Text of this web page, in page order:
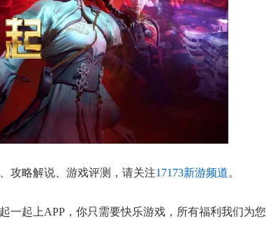
攻略解说、游戏评测，请关注17173新游频道。
一起上APP，你只需要快乐游戏，所有福利我们为您